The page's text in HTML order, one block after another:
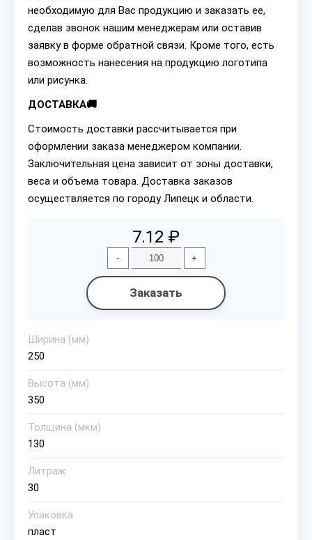
необходимую для Вас продукцию и заказать ее,
сделав звонок нашим менеджерам или оставив
заявку в форме обратной связи. Кроме того, есть
возможность нанесения на продукцию логотипа
или рисунка.
ДОСТАВКА🚚
Стоимость доставки рассчитывается при
оформлении заказа менеджером компании.
Заключительная цена зависит от зоны доставки,
веса и объема товара. Доставка заказов
осуществляется по городу Липецк и области.
7.12 ₽
- +
Заказать
Ширина (мм)
250
Высота (мм)
350
Толщина (мкм)
130
Литраж
30
Упаковка
пласт